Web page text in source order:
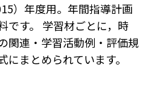
）年度用。年間指導計画
です。 学習材ごとに，時
関連・学習活動例・評価規
まとめられています。